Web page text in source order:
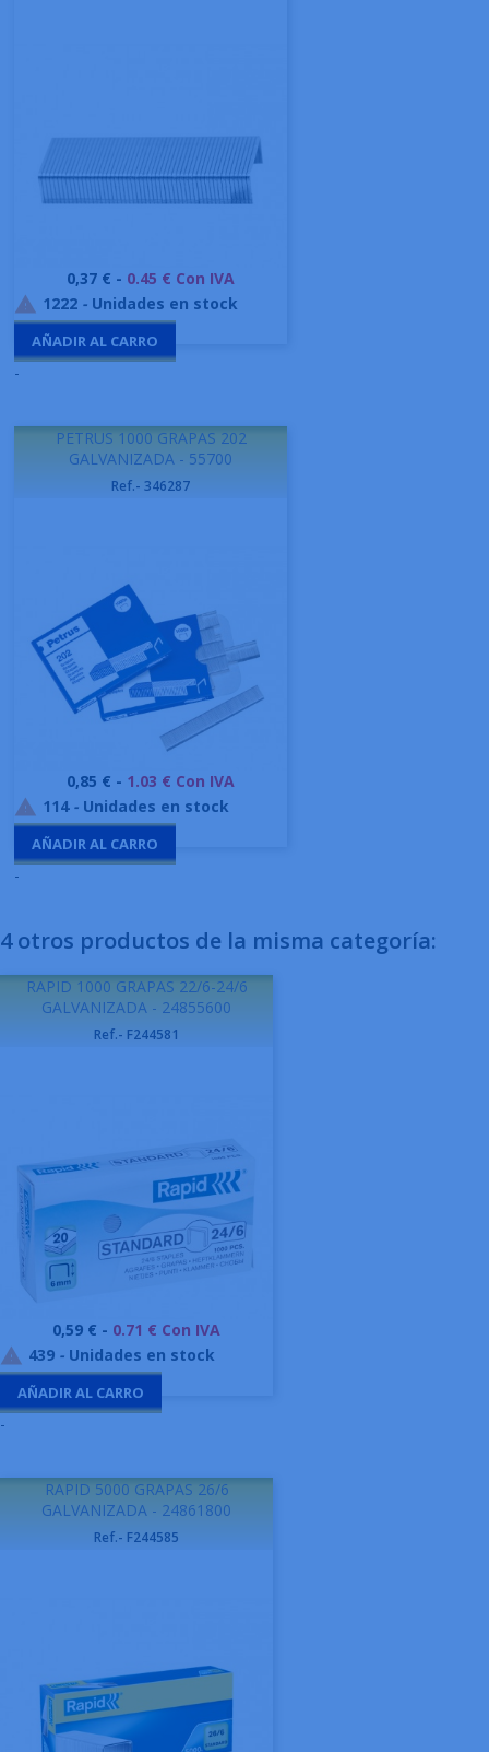
Precio
0,37 € - 0.45 € Con IVA
 1222 - Unidades en stock
AÑADIR AL CARRO
-
PETRUS 1000 GRAPAS 202
GALVANIZADA - 55700
Ref.- 346287
Precio
0,85 € - 1.03 € Con IVA
 114- Unidades en stock
AÑADIR AL CARRO
-
4 otros productos de la misma categoría:
RAPID 1000 GRAPAS 22/6-24/6
GALVANIZADA - 24855600
Ref.- F244581
Precio
0,59 € - 0.71 € Con IVA
 439 - Unidades en stock
AÑADIR AL CARRO
-
RAPID 5000 GRAPAS 26/6
GALVANIZADA - 24861800
Ref.- F244585